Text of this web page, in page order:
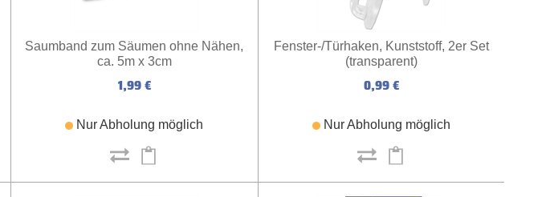
Saumband zum Säumen ohne Nähen,
ca. 5m x 3cm
1,99 €
Nur Abholung möglich
Fenster-/Türhaken, Kunststoff, 2er Set
(transparent)
0,99 €
Nur Abholung möglich